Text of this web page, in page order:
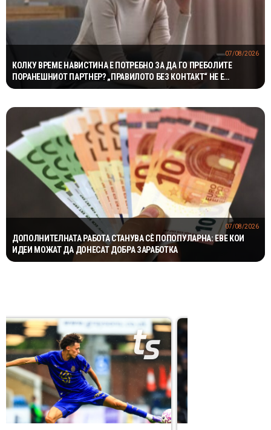
КОЛКУ ВРЕМЕ НАВИСТИНА Е ПОТРЕБНО ЗА ДА ГО ПРЕБОЛИТЕ
ПОРАНЕШНИОТ ПАРТНЕР? „ПРАВИЛОТО БЕЗ КОНТАКТ“ НЕ Е
МАГИЧНА ФОРМУЛА
07/08/2026
ДОПОЛНИТЕЛНАТА РАБОТА СТАНУВА СÈ ПОПОПУЛАРНА: ЕВЕ КОИ
ИДЕИ МОЖАТ ДА ДОНЕСАТ ДОБРА ЗАРАБОТКА
07/08/2026